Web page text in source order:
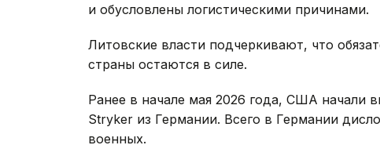
и обусловлены логистическими причинами.
Литовские власти подчеркивают, что
страны остаются в силе.
Ранее в начале мая 2026 года, США начали
Stryker из Германии. Всего в Германии
военных.